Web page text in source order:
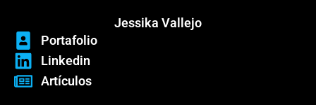
Jessika Vallejo
Portafolio
Linkedin
Artículos